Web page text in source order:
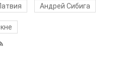
Андрей Сибига